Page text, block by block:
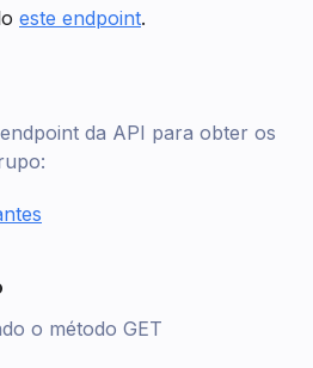
este endpoint.
da API para obter os
o método GET